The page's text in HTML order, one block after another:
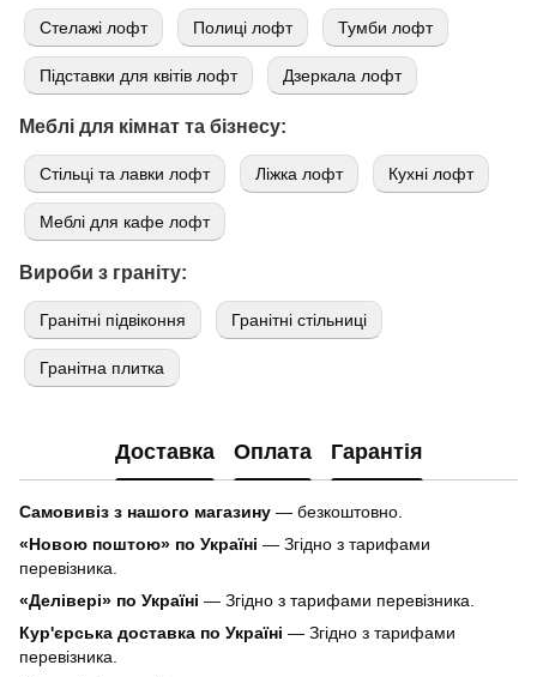
Стелажі лофт Полиці лофт Тумби лофт
Підставки для квітів лофт Дзеркала лофт
Меблі для кімнат та бізнесу:
Стільці та лавки лофт Ліжка лофт Кухні лофт
Меблі для кафе лофт
Вироби з граніту:
Гранітні підвіконня Гранітні стільниці
Гранітна плитка
Доставка Оплата Гарантія
Самовивіз з нашого магазину — безкоштовно.
«Новою поштою» по Україні — Згідно з тарифами
перевізника.
«Делівері» по Україні — Згідно з тарифами перевізника.
Кур'єрська доставка по Україні — Згідно з тарифами
перевізника.